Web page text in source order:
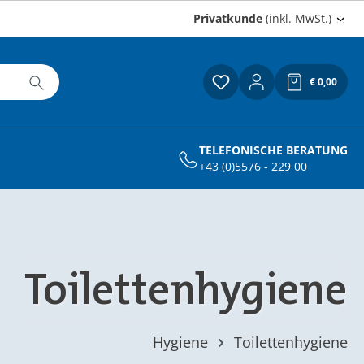
Privatkunde (inkl. MwSt.)
Du hast 0 Produkte
€ 0,00
TELEFONISCHE BERATUNG
+43 (0)5576 - 229 00
Toilettenhygiene
Hygiene Toilettenhygiene